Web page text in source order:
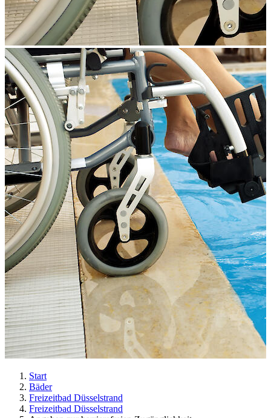
Start
Bäder
Freizeitbad Düsselstrand
Freizeitbad Düsselstrand